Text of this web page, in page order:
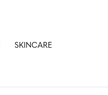
SKINCARE